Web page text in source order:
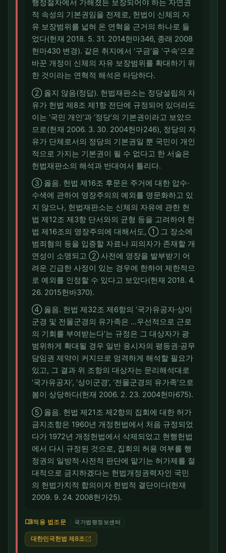
행정절차에서 가해졌든 보장되어야 하는 자연권
적 속성의 기본권임을 전제로, 헌법이 신체의 자
유 보장범위를 넓혀 온 연혁을 근거의 하나로 들
었다(헌재 2018. 5. 31. 2014헌마346, 종래 2008
헌마430 변경). 같은 취지에서 ‘구금’을 ‘구속’으로
바꾼 개정이 신체의 자유 보장범위를 확대하기 위
한 것이라는 연혁적 해석은 타당하다.
② 옳지 않음(정답). 헌법재판소는 정당설립의 자
유가 헌법 제8조 제1항 전단에 규정되어 있더라도
이는 ‘국민 개인’과 ‘정당’의 기본권이라고 보았으
므로(헌재 2006. 3. 30. 2004헌마246), 정당의 자
유가 단체로서의 정당의 기본권일 뿐 국민이 개인
적으로 가지는 기본권이 될 수 없다고 한 서술은
헌법재판소의 해석과 반대여서 틀리다.
③ 옳음. 헌법 제16조 후문은 주거에 대한 압수·
수색에 관하여 영장주의의 예외를 명문화하고 있
지 않으나, 헌법재판소는 신체의 자유에 관한 헌
법 제12조 제3항 단서와의 균형 등을 고려하여 헌
법 제16조의 영장주의에 대해서도, ① 그 장소에
범죄혐의 등을 입증할 자료나 피의자가 존재할 개
연성이 소명되고 ② 사전에 영장을 발부받기 어
려운 긴급한 사정이 있는 경우에 한하여 제한적으
로 예외를 인정할 수 있다고 보았다(헌재 2018. 4.
26. 2015헌바370).
④ 옳음. 헌법 제32조 제6항의 ‘국가유공자·상이
군경 및 전몰군경의 유가족은 …우선적으로 근로
의 기회를 부여받는다’는 규정은 그 대상자가 광
범위하게 확대될 경우 일반 응시자의 평등권·공무
담임권 제약이 커지므로 엄격하게 해석할 필요가
있고, 그 결과 위 조항의 대상자는 문리해석대로
‘국가유공자’, ‘상이군경’, ‘전몰군경의 유가족’으로
봄이 상당하다(헌재 2006. 2. 23. 2004헌마675).
⑤ 옳음. 헌법 제21조 제2항의 집회에 대한 허가
금지조항은 1960년 개정헌법에서 처음 규정되었
다가 1972년 개정헌법에서 삭제되었고 현행헌법
에서 다시 규정된 것으로, 집회의 허용 여부를 행
정권의 일방적·사전적 판단에 맡기는 허가제를 절
대적으로 금지하겠다는 헌법개정권력자인 국민
의 헌법가치적 합의이자 헌법적 결단이다(헌재
2009. 9. 24. 2008헌가25).
menu_book적용 법조문 국가법령정보센터
대한민국헌법 제8조open_in_new